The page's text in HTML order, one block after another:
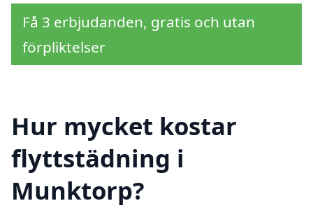
Få 3 erbjudanden, gratis och utan
förpliktelser
Hur mycket kostar
flyttstädning i
Munktorp?